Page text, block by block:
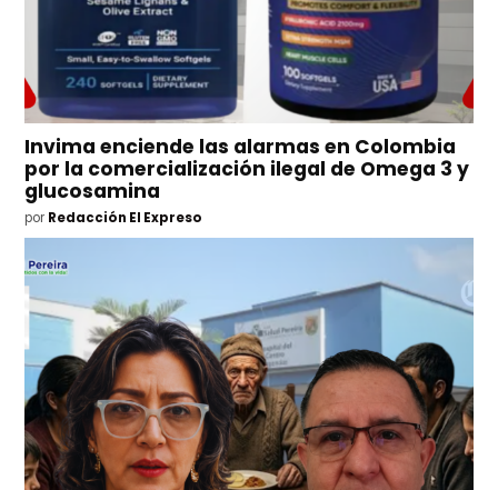
Invima enciende las alarmas en Colombia
por la comercialización ilegal de Omega 3 y
glucosamina
por Redacción El Expreso